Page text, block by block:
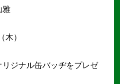
雅
木）
リジナル缶バッヂをプレゼ